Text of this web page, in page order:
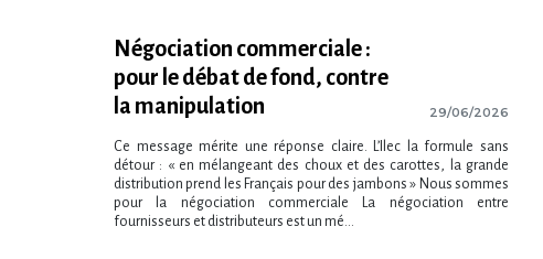
Négociation commerciale :
pour le débat de fond, contre
la manipulation
29/06/2026
Ce message mérite une réponse claire. L​‌’Ilec la formule sans
détour : « en mélangeant des choux et des carottes, la grande
distribution prend les Français pour des jambons » Nous sommes
pour la négociation commerciale La négociation entre
fournisseurs et distributeurs est un mé...